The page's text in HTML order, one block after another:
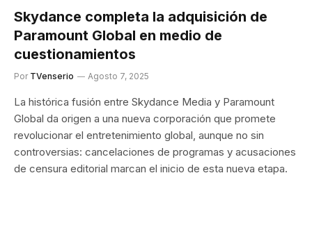
Skydance completa la adquisición de
Paramount Global en medio de
cuestionamientos
Por TVenserio Agosto 7, 2025
La histórica fusión entre Skydance Media y Paramount
Global da origen a una nueva corporación que promete
revolucionar el entretenimiento global, aunque no sin
controversias: cancelaciones de programas y acusaciones
de censura editorial marcan el inicio de esta nueva etapa.